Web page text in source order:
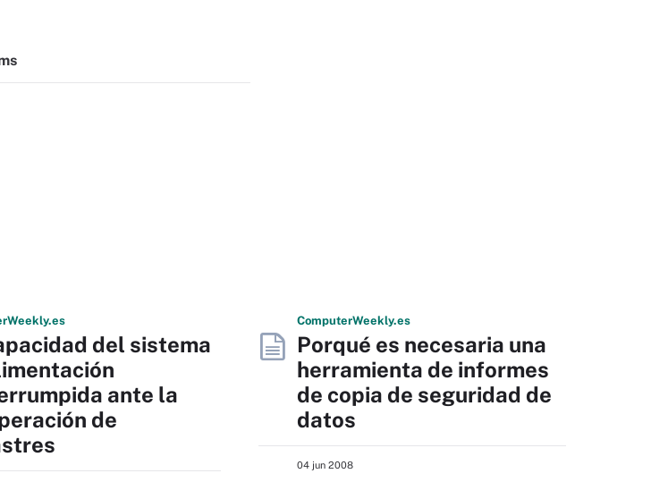
Weekly.es
del sistema
ante la
de
ComputerWeekly.es
Porqué es necesaria una
herramienta de informes
de copia de seguridad de
datos
04 jun 2008